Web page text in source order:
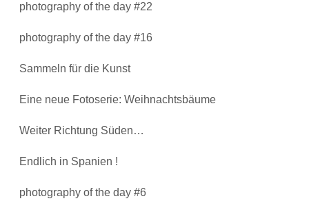
photography of the day #22
photography of the day #16
Sammeln für die Kunst
Eine neue Fotoserie: Weihnachtsbäume
Weiter Richtung Süden…
Endlich in Spanien !
photography of the day #6